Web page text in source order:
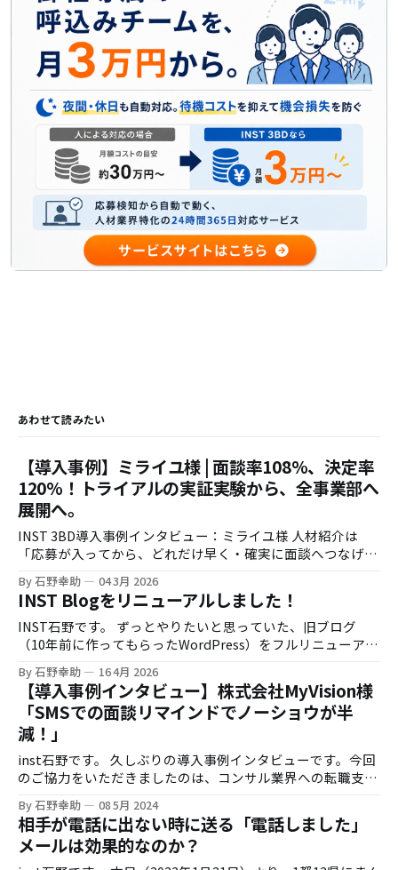
あわせて読みたい
【導入事例】ミライユ様 | 面談率108%、決定率
120%！トライアルの実証実験から、全事業部へ
展開へ。
INST 3BD導入事例インタビュー：ミライユ様 人材紹介は
「応募が入ってから、どれだけ早く・確実に面談へつなげら
れるか」で成果が大きく変わります。一方で、時間外応募へ
の即時対応や、架電の追いかけ業務は現場負荷が高く、運用
の属人化も起きがちです。 今回は株式会社ミライユ様に、
INST 3BDのトライアル導入（実証実験）から、効果検証を
経て利用範囲を拡大するに至った経緯を伺いました。 お話を
ー：株式会社INST 石野 導入の背景：時間外応募対応と、
現場の架電負荷 石野：まず、INST 3BD導入前に感じていた
課題感を教えてください。 鈴木様：人材紹介の現場だと、応
募が入っても連絡がつかないケースが一定数あります。繋が
るまで追いかけ架電をするので、どうしても繋がりづらいか
たがリストに残っていくため、工数がかかってしまいます。
一方で、タイミングよく繋がった人は意向が高いので、そこ
を確実に面談につなげたい、というのが大きいですね。 実証
実験：3BDを使うチーム／使わないチームで比較 ミライユ様
では、INST
By 石野幸助 04 3月 2026
INST Blogをリニューアルしました！
INST石野です。 ずっとやりたいと思っていた、旧ブログ
（10年前に作ってもらったWordPress）をフルリニューアル
しました。しかもひとりで。 リニューアルの背景 御存知の
通り、INSTは創業すぐに僕がこのブログを書き始めて、それ
をほとんどの集客源に法人顧客の開拓を進めてきました。 そ
の昔は炎上したり、バズったりと色々書いていたのですが、
AIの登場もあって、ブログを書く手が進まなくなり、
Podcastにシフトしたりして色々やっておりました。 AIの登
場でなぜブログを書かなくなったのか？というのは、生成AI
登場以降はネット上のコンテンツの殆どがAIが生成したもの
になってしまい、人間が書いたブログなんて書ける量も決ま
っているし、どんどん埋もれてしまっていくのではないか？
と思ったからです。 本当にブログはもうオワコンなのか？
ブログはもうオワコンなのか？ 世間一般的にはそうなのかも
By 石野幸助 16 4月 2026
【導入事例インタビュー】株式会社MyVision様
「SMSでの面談リマインドでノーショウが半
減！」
inst石野です。 久しぶりの導入事例インタビューです。今回
のご協力をいただきましたのは、コンサル業界への転職支援
を中心に業容を急拡大されているMyVision様です。 同社の
共同創業者でもあり同社取締役の北野様にお話を伺いまし
た。 ※記事内の役職・所属部署はインタビューを実施した
2024年5月当時のものです コンサル業界を中心に業容を拡
By 石野幸助 08 5月 2024
相手が電話に出ない時に送る「電話しました」
メールは効果的なのか？